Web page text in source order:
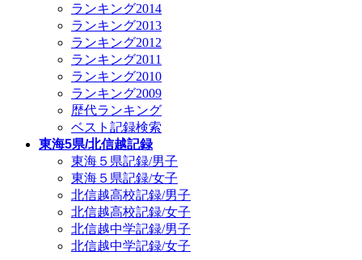
ランキング2014
ランキング2013
ランキング2012
ランキング2011
ランキング2010
ランキング2009
歴代ランキング
ベスト記録検索
東海5県/北信越記録
東海５県記録/男子
東海５県記録/女子
北信越高校記録/男子
北信越高校記録/女子
北信越中学記録/男子
北信越中学記録/女子